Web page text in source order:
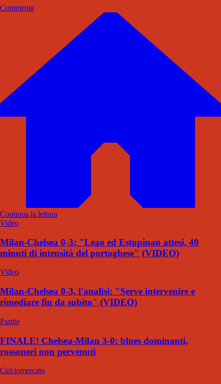
Commenta
Continua la lettura
Video
Milan-Chelsea 0-3: "Leao ed Estupinan attesi, 40
minuti di intensità del portoghese" (VIDEO)
Video
Milan-Chelsea 0-3, l'analisi: "Serve intervenire e
rimediare fin da subito" (VIDEO)
Partite
FINALE! Chelsea-Milan 3-0: blues dominanti,
rossoneri non pervenuti
Calciomercato